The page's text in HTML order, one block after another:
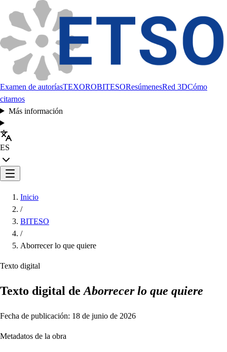
Examen de autoríasTEXOROBITESOResúmenesRed 3DCómo
citarnos
Más información
ES
Inicio
/
BITESO
/
Aborrecer lo que quiere
Texto digital
Texto digital deAborrecer lo que quiere
Fecha de publicación: 18 de junio de 2026
Metadatos de la obra